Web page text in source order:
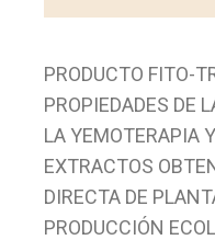
PRODUCTO FITO-
PROPIEDADES DE
LA YEMOTERAPIA
EXTRACTOS
DIRECTA DE
PRODUCCIÓN